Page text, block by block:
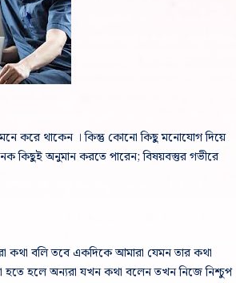
করে থাকেন । কিন্তু কোনো কিছু মনোযোগ দিয়ে
কিছুই অনুমান করতে পারেন; বিষয়বস্তুর গভীরে
বলি তবে একদিকে আমারা যেমন তার কথা
হতে হলে অন্যরা যখন কথা বলেন তখন নিজে নিশ্চুপ